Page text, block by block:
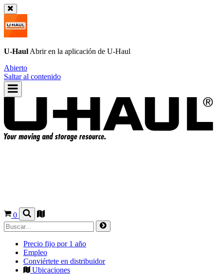
U-Haul Abrir en la aplicación de U-Haul
Abierto
Saltar al contenido
0
Precio fijo por 1 año
Empleo
Conviértete en distribuidor
Ubicaciones